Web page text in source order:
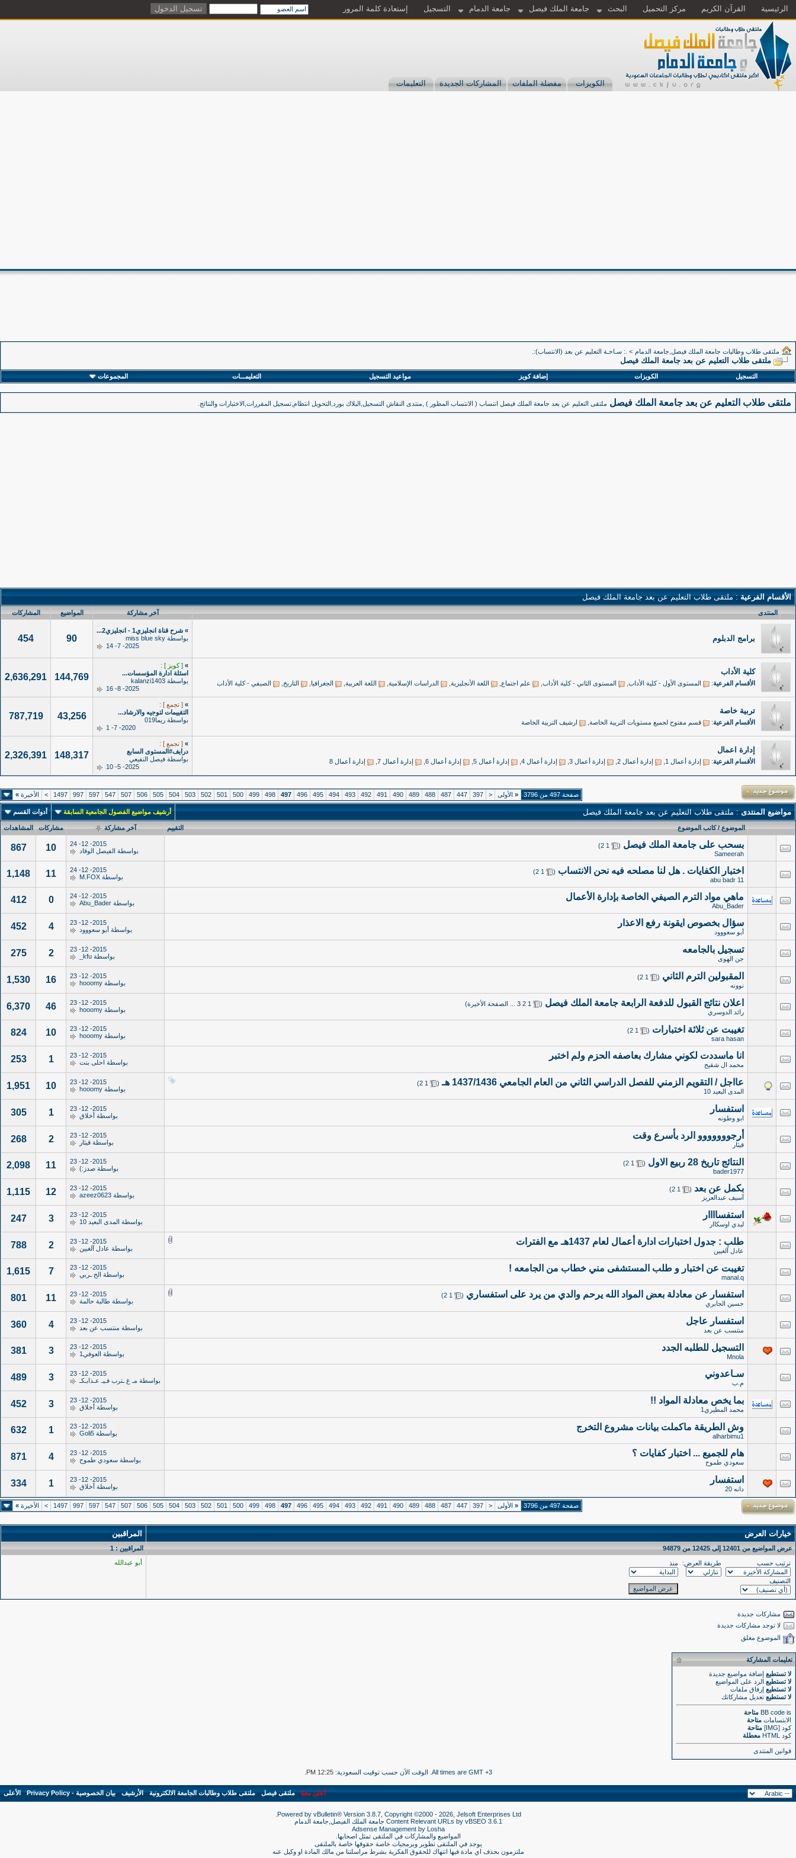
الرئيسية القرآن الكريم مركز التحميل البحث جامعة الملك فيصل جامعة الدمام التسجيل إستعادة كلمة المرور
الكويزات مفضلة الملفات المشاركات الجديدة التعليمات
ملتقى طلاب وطالبات جامعة الملك فيصل,جامعة الدمام > .: سـاحـة التعليم عن بعد (الانتساب):.
ملتقى طلاب التعليم عن بعد جامعة الملك فيصل
التسجيل الكويزات إضافة كويز مواعيد التسجيل التعليمـــات المجموعات
ملتقى طلاب التعليم عن بعد جامعة الملك فيصل ملتقى التعليم عن بعد جامعة الملك فيصل انتساب ( الانتساب المطور ) ,منتدى النقاش التسجيل,البلاك بورد,التحويل انتظام,تسجيل المقررات,الاختبارات والنتائج.
الأقسام الفرعية: ملتقى طلاب التعليم عن بعد جامعة الملك فيصل
المنتدى آخر مشاركة المواضيع المشاركات
برامج الدبلوم
» شرح قناة انجليزي1 - انجليزي2...
بواسطة miss blue sky
2025- 7- 14
90
454
كلية الأداب
الأقسام الفرعية: المستوى الأول - كلية الأداب المستوى الثاني - كلية الأداب علم اجتماع اللغة الأنجليزية الدراسات الإسلامية اللغة العربية الجغرافيا التاريخ الصيفي - كلية الأداب
» [ كويز ] :
اسئلة ادارة المؤسسات...
بواسطة kalanzi1403
2025- 8- 16
144,769
2,636,291
تربية خاصة
الأقسام الفرعية: قسم مفتوح لجميع مستويات التربية الخاصة ارشيف التربية الخاصة
» [ تجمع ] :
التقييمات لتوجيه والارشاد...
بواسطة ريما019
2020- 7- 1
43,256
787,719
إدارة اعمال
الأقسام الفرعية: إدارة أعمال 1 إدارة أعمال 2 إدارة أعمال 3 إدارة أعمال 4 إدارة أعمال 5 إدارة أعمال 6 إدارة أعمال 7 إدارة أعمال 8
» [ تجمع ] :
درايف#المستوى السابع
بواسطة فيصل النفيعي
2025- 5- 10
148,317
2,326,391
صفحة 497 من 3796 « الأولى <
397
447
487
488
489
490
491
492
493
494
495
496
497
498
499
500
501
502
503
504
505
506
507
547
597
997
1497
> الأخيرة »
مواضيع المنتدى: ملتقى طلاب التعليم عن بعد جامعة الملك فيصل أرشيف مواضيع الفصول الجامعية السابقة أدوات القسم
التقييم الموضوع/كاتب الموضوع آخر مشاركة مشاركات المشاهدات
بسحب على جامعة الملك فيصل (
1
2
)
Sameerah
2015- 12- 24
بواسطة الفيصل الوقاد 10
867
اختبار الكفايات . هل لنا مصلحه فيه نحن الانتساب (
1
2
)
abu badr 11
2015- 12- 24
بواسطة M.FOX
11
1,148
ماهي مواد الترم الصيفي الخاصة بإدارة الأعمال
Abu_Bader
2015- 12- 24
بواسطة Abu_Bader
0
412
سؤال بخصوص ايقونة رفع الاعذار
أبو سعووود
2015- 12- 23
بواسطة أبو سعووود 4
452
تسجيل بالجامعه
جن الهوى
2015- 12- 23
بواسطة kfu_
2
275
المقبولين الترم الثاني (
1
2
)
نوونه
2015- 12- 23
بواسطة hooomy
16
1,530
اعلان نتائج القبول للدفعة الرابعة جامعة الملك فيصل (
1
2
3 الصفحة الأخيرة)
رائد الدوسري
2015- 12- 23
بواسطة hooomy
46
6,370
تغيبت عن ثلاثة اختبارات (
1
2
)
sara hasan
2015- 12- 23
بواسطة hooomy
10
824
انا ماسددت لكوني مشارك بعاصفه الحزم ولم اختبر
محمد ال شقيح
2015- 12- 23
بواسطة احلى بنت 1
253
عااجل / التقويم الزمني للفصل الدراسي الثاني من العام الجامعي 1437/1436 هـ ‏
(
1
2
)
المدى البعيد 10
2015- 12- 23
بواسطة hooomy
10
1,951
استفسار
ابو وطونه
2015- 12- 23
بواسطة أخلاق 1
305
أرجووووووو الرد بأسرع وقت
قيثار
2015- 12- 23
بواسطة قيثار 2
268
النتائج تاريخ 28 ربيع الاول (
1
2
)
bader1977
2015- 12- 23
بواسطة صدز:) 11
2,098
بكمل عن بعد (
1
2
)
آسيف عبدالعزيز
2015- 12- 23
بواسطة azeez0623
12
1,115
استفساااار
ليدي اوسكاار
2015- 12- 23
بواسطة المدى البعيد 10 3
247
طلب : جدول اختبارات ادارة أعمال لعام 1437هـ مع الفترات
عادل آلغبين
2015- 12- 23
بواسطة عادل آلغبين 2
788
تغيبت عن اختبار و طلب المستشفى مني خطاب من الجامعه !
manal.q
2015- 12- 23
بواسطة الح ـربي 7
1,615
استفسار عن معادلة بعض المواد الله يرحم والدي من يرد على استفساري (
1
2
)
حسين الجابري
2015- 12- 23
بواسطة طالبة حالمة 11
801
استفسار عاجل
منتسب عن بعد
2015- 12- 23
بواسطة منتسب عن بعد 4
360
التسجيل للطلبه الجدد
Mnola
2015- 12- 23
بواسطة العوفي1 3
381
سـاعدوني
م.ب
2015- 12- 23
بواسطة مـ غ ـترب فـيـ عـذابـكـ 3
489
بما يخص معادلة المواد !!
محمد المطيري1
2015- 12- 23
بواسطة أخلاق 3
452
وش الطريقة ماكملت بيانات مشروع التخرج
alharbimu1
2015- 12- 23
بواسطة Goli5
1
632
هام للجميع ... اختبار كفايات ؟
سعودي طموح
2015- 12- 23
بواسطة سعودي طموح 4
871
استفسار
دانه 20
2015- 12- 23
بواسطة أخلاق 1
334
صفحة 497 من 3796 « الأولى <
397
447
487
488
489
490
491
492
493
494
495
496
497
498
499
500
501
502
503
504
505
506
507
547
597
997
1497
> الأخيرة »
خيارات العرض المراقبين
عرض المواضيع من 12401 إلى 12425 من 94879 المراقبين : 1
ترتيب حسب طريقة العرض: منذ
التصنيف
أبو عبدالله
مشاركات جديدة
لا توجد مشاركات جديدة
الموضوع مغلق
تعليمات المشاركة
لا تستطيع إضافة مواضيع جديدة
لا تستطيع الرد على المواضيع
لا تستطيع إرفاق ملفات
لا تستطيع تعديل مشاركاتك
BB code is
متاحة
الابتسامات متاحة
كود [IMG]
متاحة
كود HTML
معطلة
قوانين المنتدى
All times are GMT +3. الوقت الآن حسب توقيت السعودية: 12:25 PM
أعلن معنا-ملتقى فيصل-ملتقى طلاب وطالبات الجامعة الالكترونية-الأرشيف-بيان الخصوصية - Privacy Policy -الأعلى
Powered by vBulletin® Version 3.8.7, Copyright ©2000 - 2026, Jelsoft Enterprises Ltd.
Content Relevant URLs by vBSEO 3.6.1
جامعة الملك الفيصل,جامعة الدمام
Adsense Management by Losha
المواضيع والمشاركات في الملتقى تمثل اصحابها.
يوجد في الملتقى تطوير وبرمجيات خاصة حقوقها خاصة بالملتقى
ملتزمون بحذف اي مادة فيها انتهاك للحقوق الفكرية بشرط مراسلتنا من مالك المادة او وكيل عنه